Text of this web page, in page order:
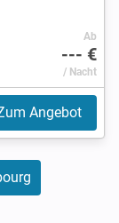
Ab
--- €
/ Nacht
Angebot